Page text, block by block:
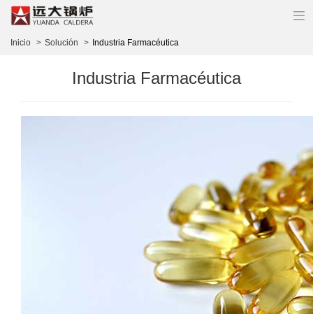
Inicio Solución Industria Farmacéutica
Industria Farmacéutica